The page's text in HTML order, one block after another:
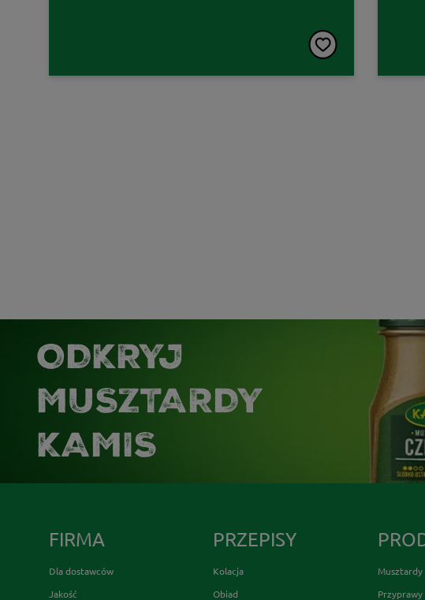
ODKRYJ
MUSZTARDY
KAMIS
FIRMA
Dla dostawców
Jakość
PRZEPISY
Kolacja
Obiad
Musztardy